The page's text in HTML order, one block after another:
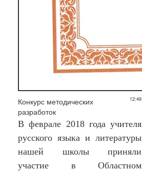
12:49
Конкурс методических
разработок
В феврале 2018 года учителя
русского языка и литературы
нашей школы приняли
участие в Областном